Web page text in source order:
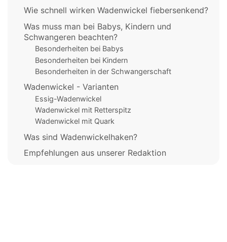
Wie schnell wirken Wadenwickel fiebersenkend?
Was muss man bei Babys, Kindern und
Schwangeren beachten?
Besonderheiten bei Babys
Besonderheiten bei Kindern
Besonderheiten in der Schwangerschaft
Wadenwickel - Varianten
Essig-Wadenwickel
Wadenwickel mit Retterspitz
Wadenwickel mit Quark
Was sind Wadenwickelhaken?
Empfehlungen aus unserer Redaktion